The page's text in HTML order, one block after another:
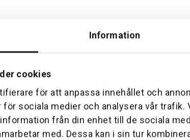
Information
cookies
för att anpassa innehållet och
sociala medier och analysera vår trafik.
från din enhet till de sociala
med. Dessa kan i sin tur
Hemleverans
till din dörr. Oavsett storlek.
Över 30
Företaget startade
sedan dess